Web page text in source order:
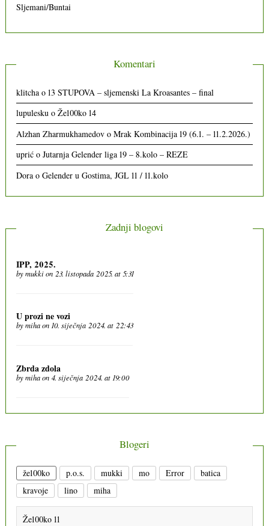
Sljemani/Buntai
Komentari
klitcha o13 STUPOVA – sljemenski La Kroasantes – final
lupulesku oŽe100ko 14
Alzhan Zharmukhamedov oMrak Kombinacija 19 (6.1. – 11.2.2026.)
uprić oJutarnja Gelender liga 19 – 8.kolo – REZE
Dora oGelender u Gostima, JGL 11 / 11.kolo
Zadnji blogovi
IPP, 2025.
bymukkion 23. listopada 2025. at 5:31
U prozi ne vozi
bymihaon 10. siječnja 2024. at 22:43
Zbrda zdola
bymihaon 4. siječnja 2024. at 19:00
Blogeri
že100ko p.o.s. mukki mo Error
batica
kravoje
lino miha
Že100ko 11